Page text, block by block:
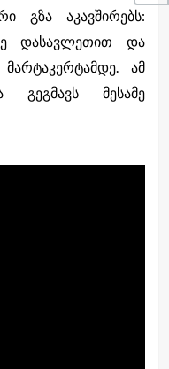
გზა აკავშირებს:
დასავლეთით და
ამ
გეგმავს მესამე